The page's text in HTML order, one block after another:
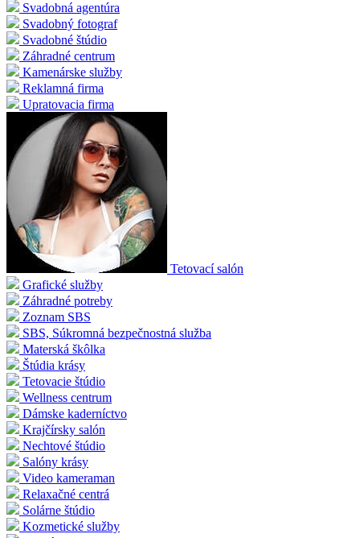
Svadobná agentúra
Svadobný fotograf
Svadobné štúdio
Záhradné centrum
Kamenárske služby
Reklamná firma
Upratovacia firma
Tetovací salón
Grafické služby
Záhradné potreby
Zoznam SBS
SBS, Súkromná bezpečnostná služba
Materská škôlka
Štúdia krásy
Tetovacie štúdio
Wellness centrum
Dámske kaderníctvo
Krajčírsky salón
Nechtové štúdio
Salóny krásy
Video kameraman
Relaxačné centrá
Solárne štúdio
Kozmetické služby